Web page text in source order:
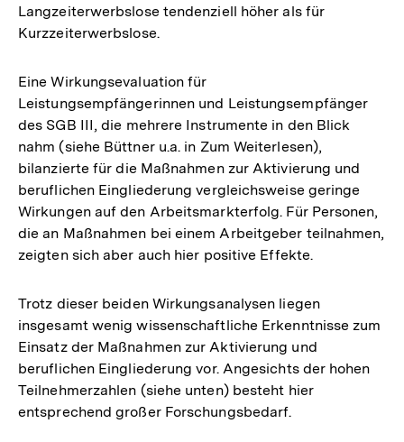
Langzeiterwerbslose tendenziell höher als für
Kurzzeiterwerbslose.
Eine Wirkungsevaluation für
Leistungsempfängerinnen und Leistungsempfänger
des SGB III, die mehrere Instrumente in den Blick
nahm (siehe Büttner u.a. in Zum Weiterlesen),
bilanzierte für die Maßnahmen zur Aktivierung und
beruflichen Eingliederung vergleichsweise geringe
Wirkungen auf den Arbeitsmarkterfolg. Für Personen,
die an Maßnahmen bei einem Arbeitgeber teilnahmen,
zeigten sich aber auch hier positive Effekte.
Trotz dieser beiden Wirkungsanalysen liegen
insgesamt wenig wissenschaftliche Erkenntnisse zum
Einsatz der Maßnahmen zur Aktivierung und
beruflichen Eingliederung vor. Angesichts der hohen
Teilnehmerzahlen (siehe unten) besteht hier
entsprechend großer Forschungsbedarf.